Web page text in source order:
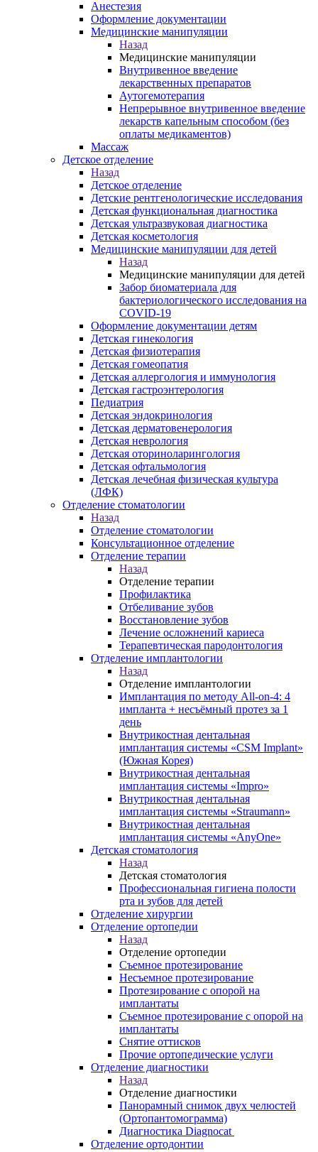
Анестезия
Оформление документации
Медицинские манипуляции
Назад
Медицинские манипуляции
Внутривенное введение
лекарственных препаратов
Аутогемотерапия
Непрерывное внутривенное введение
лекарств капельным способом (без
оплаты медикаментов)
Массаж
Детское отделение
Назад
Детское отделение
Детские рентгенологические исследования
Детская функциональная диагностика
Детская ультразвуковая диагностика
Детская косметология
Медицинские манипуляции для детей
Назад
Медицинские манипуляции для детей
Забор биоматериала для
бактериологического исследования на
COVID-19
Оформление документации детям
Детская гинекология
Детская физиотерапия
Детская гомеопатия
Детская аллергология и иммунология
Детская гастроэнтерология
Педиатрия
Детская эндокринология
Детская дерматовенерология
Детская неврология
Детская оториноларингология
Детская офтальмология
Детская лечебная физическая культура
(ЛФК)
Отделение стоматологии
Назад
Отделение стоматологии
Консультационное отделение
Отделение терапии
Назад
Отделение терапии
Профилактика
Отбеливание зубов
Восстановление зубов
Лечение осложнений кариеса
Терапевтическая пародонтология
Отделение имплантологии
Назад
Отделение имплантологии
Имплантация по методу All-on-4: 4
импланта + несъёмный протез за 1
день
Внутрикостная дентальная
имплантация системы «CSM Implant»
(Южная Корея)
Внутрикостная дентальная
имплантация системы «Impro»
Внутрикостная дентальная
имплантация системы «Straumann»
Внутрикостная дентальная
имплантация системы «AnyOne»
Детская стоматология
Назад
Детская стоматология
Профессиональная гигиена полости
рта и зубов для детей
Отделение хирургии
Отделение ортопедии
Назад
Отделение ортопедии
Съемное протезирование
Несъемное протезирование
Протезирование с опорой на
имплантаты
Съемное протезирование с опорой на
имплантаты
Снятие оттисков
Прочие ортопедические услуги
Отделение диагностики
Назад
Отделение диагностики
Панорамный снимок двух челюстей
(Ортопантомограмма)
Диагностика Diagnocat
Отделение ортодонтии